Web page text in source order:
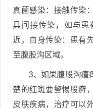
真菌感染：接触传染
具间接传染，如与患
近。自身传染：患有
至腹股沟区域。
3、如果腹股沟瘙
楚的红斑要警惕股癣
皮肤疾病，治疗可以